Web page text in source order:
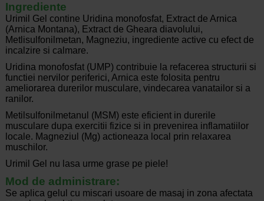
Ingrediente
Urimil Gel contine Uridina monofosfat, Extract de Arnica
(Arnica Montana), Еxtract de Gheara diavolului,
Мetlisulfonilmetan, Мagneziu, ingrediente active cu efect de
incalzire si calmare.
Uridina monofosfat (UMP) contribuie la refacerea structurii si
functiei nervilor periferici, Arnica este folosita pentru
ameliorarea durerilor musculare, vindecarea vanatailor si a
ranilor.
Metilsulfonilmetanul (MSM) este eficient in durerile
musculare dupa exercitii fizice si in prevenirea inflamatiilor
locale. Magneziul (Mg) actioneaza local prin relaxarea
muschilor.
Urimil Gel nu lasa urme grase pe piele!
Mod de administrare:
Se aplica gelul cu miscari usoare de masaj in zona afectata